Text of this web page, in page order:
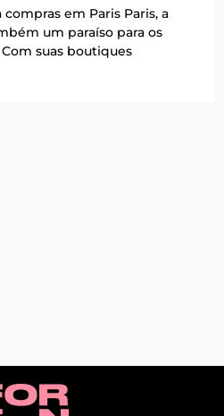
em Paris Paris, a
um paraíso para os
suas boutiques